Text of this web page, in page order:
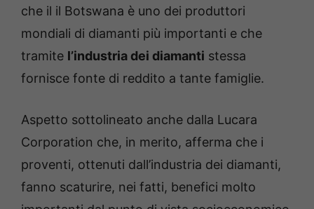
che il il Botswana è uno dei produttori
mondiali di diamanti più importanti e che
tramite l’industria dei diamanti stessa
fornisce fonte di reddito a tante famiglie.
Aspetto sottolineato anche dalla Lucara
Corporation che, in merito, afferma che i
proventi, ottenuti dall’industria dei diamanti,
fanno scaturire, nei fatti, benefici molto